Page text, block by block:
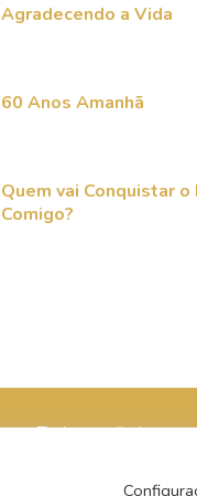
Agradecendo a Vida
60 Anos Amanhã
Quem vai Conquistar o
Comigo?
Todos os direitos